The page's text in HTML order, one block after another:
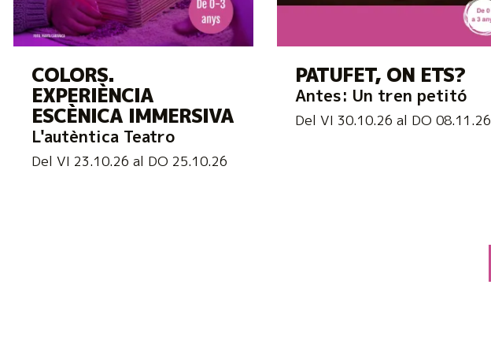
COLORS.
EXPERIÈNCIA
ESCÈNICA IMMERSIVA
L'autèntica Teatro
Del VI 23.10.26 al DO 25.10.26
PATUFET, ON ETS?
Antes: Un tren petitó
Del VI 30.10.26 al DO 08.11.26